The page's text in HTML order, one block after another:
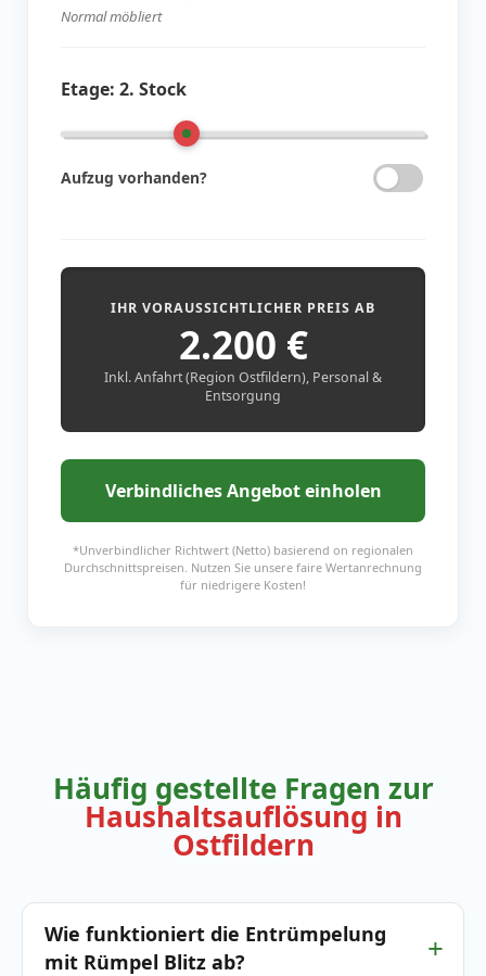
Normal möbliert
Etage: 2. Stock
Aufzug vorhanden?
IHR VORAUSSICHTLICHER PREIS AB
2.200 €
Inkl. Anfahrt (Region Ostfildern), Personal &
Entsorgung
Verbindliches Angebot einholen
*Unverbindlicher Richtwert (Netto) basierend on regionalen
Durchschnittspreisen. Nutzen Sie unsere faire Wertanrechnung
für niedrigere Kosten!
Häufig gestellte Fragen zur
Haushaltsauflösung in
Ostfildern
Wie funktioniert die Entrümpelung
mit Rümpel Blitz ab?